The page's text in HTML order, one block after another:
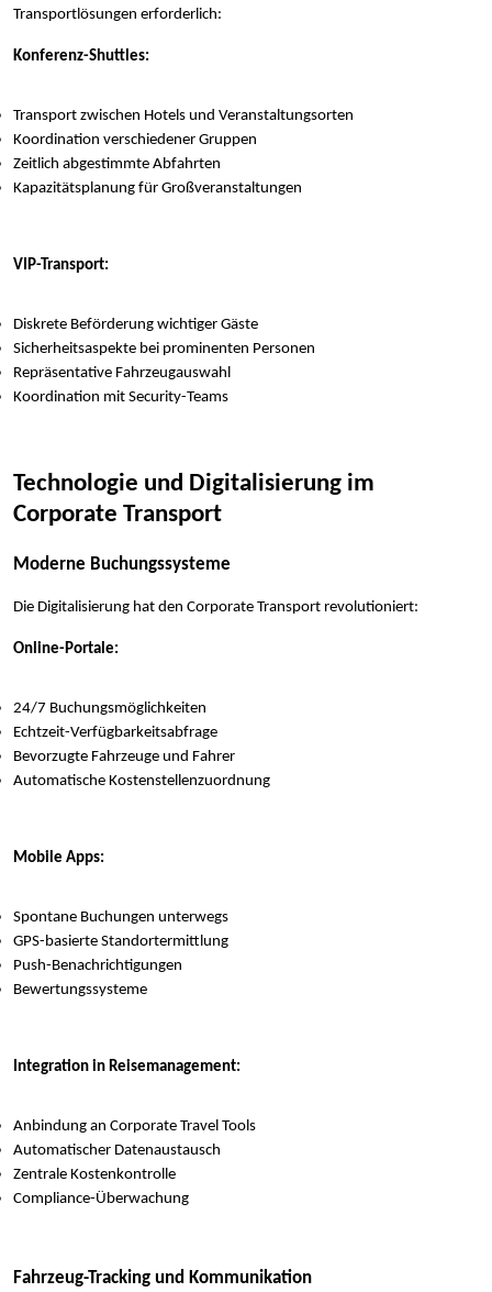
Transportlösungen erforderlich:
Konferenz-Shuttles:
Transport zwischen Hotels und Veranstaltungsorten
Koordination verschiedener Gruppen
Zeitlich abgestimmte Abfahrten
Kapazitätsplanung für Großveranstaltungen
VIP-Transport:
Diskrete Beförderung wichtiger Gäste
Sicherheitsaspekte bei prominenten Personen
Repräsentative Fahrzeugauswahl
Koordination mit Security-Teams
Technologie und Digitalisierung im
Corporate Transport
Moderne Buchungssysteme
Die Digitalisierung hat den Corporate Transport revolutioniert:
Online-Portale:
24/7 Buchungsmöglichkeiten
Echtzeit-Verfügbarkeitsabfrage
Bevorzugte Fahrzeuge und Fahrer
Automatische Kostenstellenzuordnung
Mobile Apps:
Spontane Buchungen unterwegs
GPS-basierte Standortermittlung
Push-Benachrichtigungen
Bewertungssysteme
Integration in Reisemanagement:
Anbindung an Corporate Travel Tools
Automatischer Datenaustausch
Zentrale Kostenkontrolle
Compliance-Überwachung
Fahrzeug-Tracking und Kommunikation